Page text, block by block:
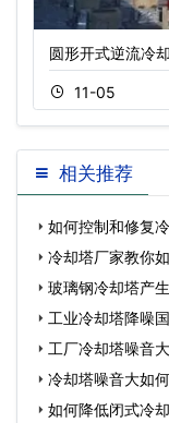
圆形开式逆流冷却
11-05
相关推荐
如何控制和修复
冷却塔厂家教你
玻璃钢冷却塔产
工业冷却塔降噪
工厂冷却塔噪音
冷却塔
冷却塔噪音大如
如何降低闭式冷